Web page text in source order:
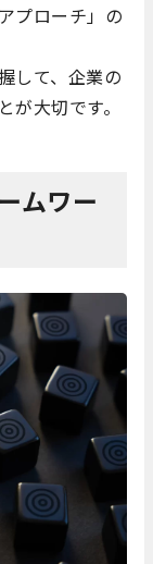
プローチ」の
して、企業の
大切です。
ムワー